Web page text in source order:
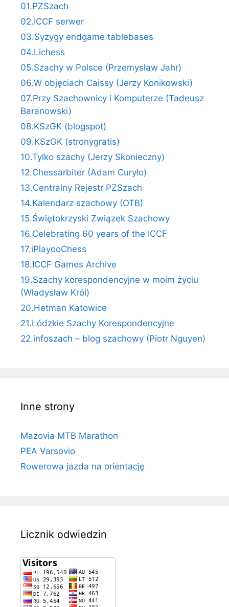
01.PZSzach
02.ICCF serwer
03.Syzygy endgame tablebases
04.Lichess
05.Szachy w Polsce (Przemysław Jahr)
06.W objęciach Caissy (Jerzy Konikowski)
07.Przy Szachownicy i Komputerze (Tadeusz
Baranowski)
08.KSzGK (blogspot)
09.KSzGK (stronygratis)
10.Tylko szachy (Jerzy Skonieczny)
12.Chessarbiter (Adam Curyło)
13.Centralny Rejestr PZSzach
14.Kalendarz szachowy (OTB)
15.Świętokrzyski Związek Szachowy
16.Celebrating 60 years of the ICCF
17.iPlayooChess
18.ICCF Games Archive
19.Szachy korespondencyjne w moim życiu
(Władysław Król)
20.Hetman Katowice
21.Łódzkie Szachy Korespondencyjne
22.infoszach – blog szachowy (Piotr Nguyen)
Inne strony
Mazovia MTB Marathon
PEA Varsovio
Rowerowa jazda na orientację
Licznik odwiedzin